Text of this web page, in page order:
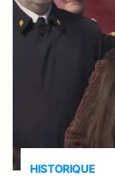
HISTORIQUE